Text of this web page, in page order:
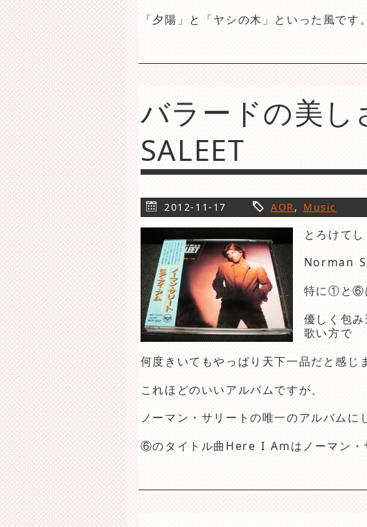
「夕陽」と「ヤシの木」といった風です。
バラードの美
SALEET
2012-11-17 AOR, Music
とろけて
Norman
特に①と⑥
優しく包
歌い方で
何度きいてもやっぱり天下一品だと感じ
これほどのいいアルバムですが、
ノーマン・サリートの唯一のアルバムに
⑥のタイトル曲Here I Amはノーマン・